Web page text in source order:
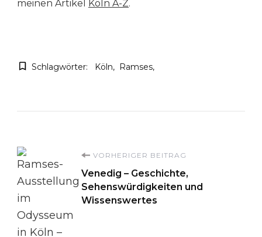
meinen Artikel Köln A-Z.
Schlagwörter: Köln Ramses
Beitragsnavigation
VORHERIGER BEITRAG
Venedig – Geschichte,
Sehenswürdigkeiten und
Wissenswertes